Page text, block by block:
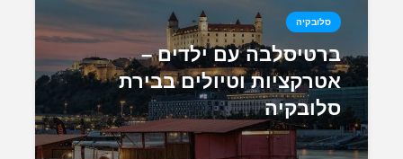
סלובקיה
ברטיסלבה עם ילדים –
אטרקציות וטיולים בבירת
סלובקיה